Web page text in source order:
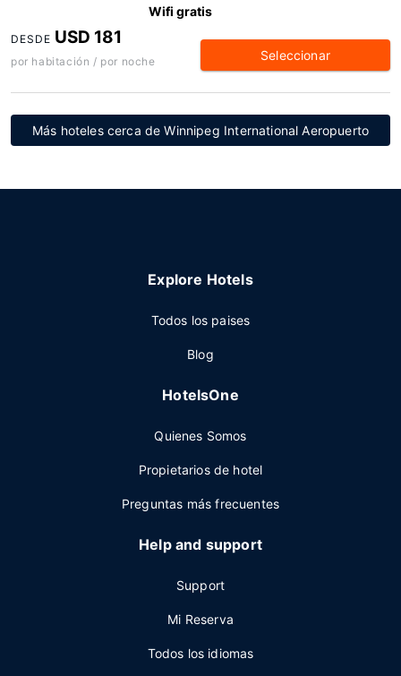
Wifi gratis
DESDE USD 181
por habitación / por noche Seleccionar
Más hoteles cerca de Winnipeg International Aeropuerto
Explore Hotels
Todos los paises
Blog
HotelsOne
Quienes Somos
Propietarios de hotel
Preguntas más frecuentes
Help and support
Support
Mi Reserva
Todos los idiomas